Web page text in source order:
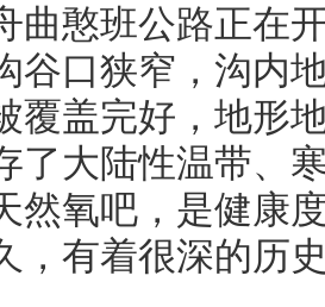
曲憨班公路正在
谷口狭窄，沟内
覆盖完好，地形
了大陆性温带、
然氧吧，是健康
，有着很深的历